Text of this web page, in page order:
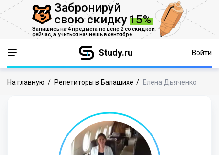
Забронируй
свою скидку 15%
Запишись на 4 предмета по цене 2 со скидкой
сейчас, а учиться начнешь в сентябре
Study.ru Войти
На главную / Репетиторы в Балашихе / Елена Дьяченко